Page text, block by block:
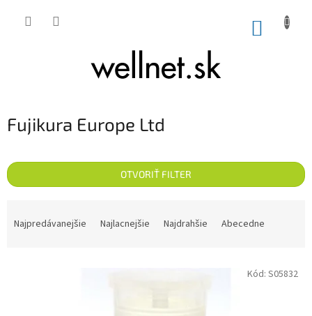
Fujikura Europe Ltd
OTVORIŤ FILTER
Najpredávanejšie Najlacnejšie Najdrahšie Abecedne
Kód: S05832